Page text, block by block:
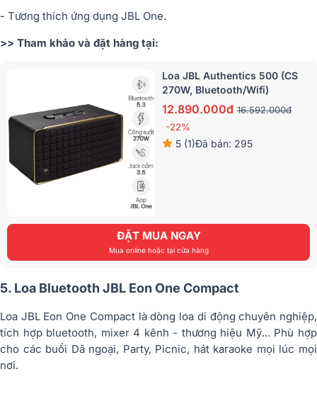
- Tương thích ứng dụng JBL One.
>> Tham khảo và đặt hàng tại:
Loa JBL Authentics 500 (CS
270W, Bluetooth/Wifi)
12.890.000đ 16.592.000đ
-22%
5 (1)Đã bán: 295
ĐẶT MUA NGAY
Mua online hoặc tại cửa hàng
5. Loa Bluetooth JBL Eon One Compact
Loa JBL Eon One Compact là dòng loa di động chuyên nghiệp,
tích hợp bluetooth, mixer 4 kênh - thương hiệu Mỹ... Phù hợp
cho các buổi Dã ngoại, Party, Picnic, hát karaoke mọi lúc mọi
nơi.